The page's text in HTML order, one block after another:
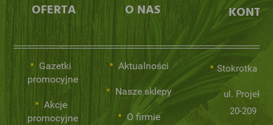
OFERTA
Gazetki
promocyjne
Akcje
promocyjne
O NAS
Aktualności
Nasze sklepy
O firmie
Stokrotka
ul.
20-209